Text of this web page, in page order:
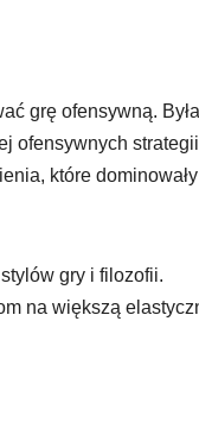
grę ofensywną. Była
ofensywnych
które
gry i filozofii.
na większą